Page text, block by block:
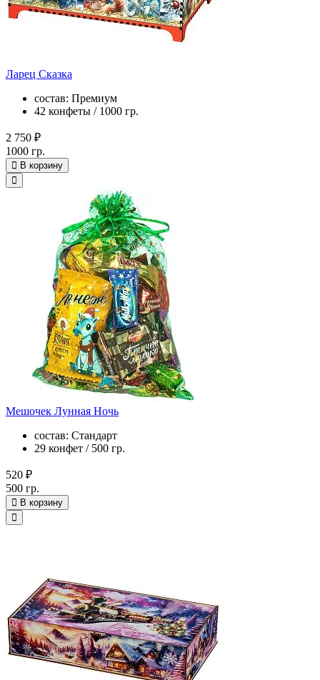
Ларец Сказка
состав: Премиум
42 конфеты / 1000 гр.
2 750 ₽
1000 гр.
В корзину
Мешочек Лунная Ночь
состав: Стандарт
29 конфет / 500 гр.
520 ₽
500 гр.
В корзину